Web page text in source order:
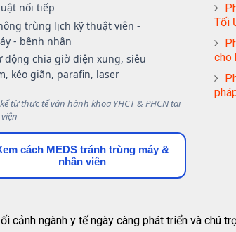
nối tiếp
trùng lịch kỹ thuật viên -
- bệnh nhân
động chia giờ điện xung, siêu
kéo giãn, parafin, laser
từ thực tế vận hành khoa YHCT & PHCN tại
cách MEDS tránh trùng máy &
nhân viên
Tối
cho
cảnh ngành y tế ngày càng phát triển và chú